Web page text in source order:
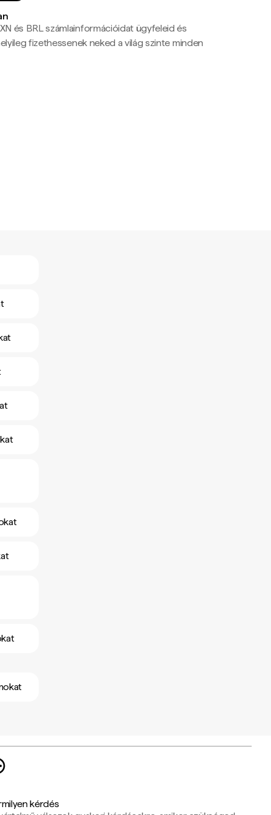
és BRL számlainformációidat ügyfeleid és
fizethessenek neked a világ szinte minden
kérdés